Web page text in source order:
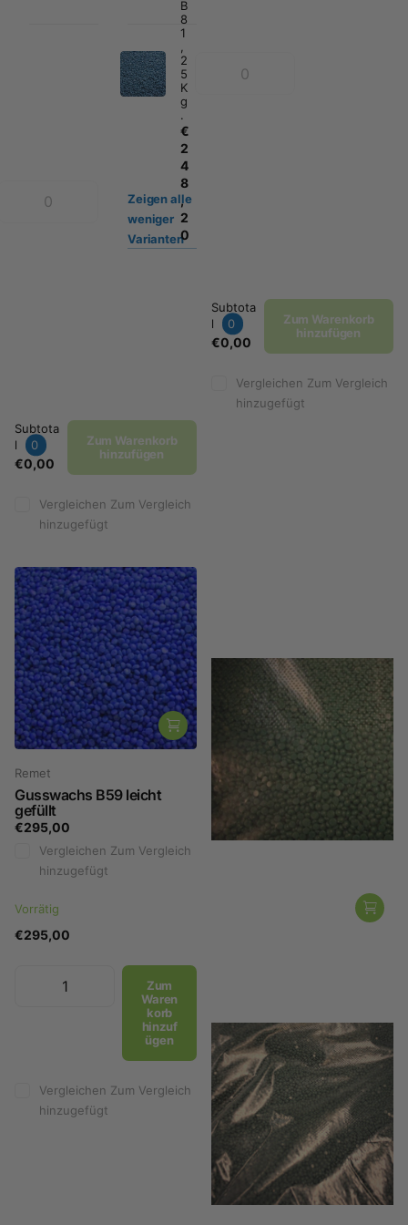
Zeigenalle
weniger
Varianten
Subtota
l
0
€0,00
Zum Warenkorb
hinzufügen
Vergleichen Zum Vergleich
hinzugefügt
B
8
1
2
5
K
g
.
€
2
4
8
,
2
0
Subtota
l
0
€0,00
Zum Warenkorb
hinzufügen
Vergleichen Zum Vergleich
hinzugefügt
Remet
Gusswachs B59 leicht
gefüllt
€295,00
Vergleichen Zum Vergleich
hinzugefügt
Vorrätig
€295,00
Zum
Waren
korb
hinzuf
ügen
Vergleichen Zum Vergleich
hinzugefügt
Vergleichen Zum Vergleich
hinzugefügt
Nicht auf Lager, bitte
kontaktieren Sie uns.
€250,00
Zum
Waren